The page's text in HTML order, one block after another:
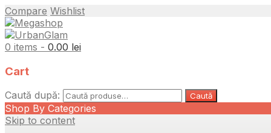
Compare Wishlist
0 items - 0.00 lei
Cart
Caută după: Caută
Shop By Categories
Skip to content